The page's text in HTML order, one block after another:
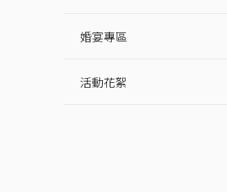
婚宴專區
活動花絮